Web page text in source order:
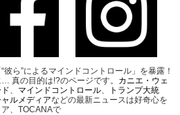
ら”によるマインドコントロール」を暴露！
真の目的は!?のページです。 カニエ・ウェ
マインドコントロール
トランプ大統
ルメディアなどの最新ニュースは好奇心を
、TOCANAで